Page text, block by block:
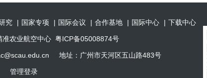
究 | 国家专项 | 国际会议 | 合作基地 | 国际中心 | 下载中心
农业航空中心 粤ICP备05008874号
地址：广州市天河区五山路483号
管理登录